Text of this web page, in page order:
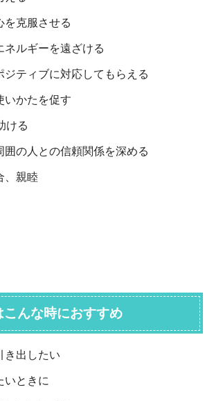
を克服させる
ネルギーを遠ざける
ジティブに対応してもらえる
いかたを促す
ける
囲の人との信頼関係を深める
、親睦
こんな時におすすめ
き出したい
いときに